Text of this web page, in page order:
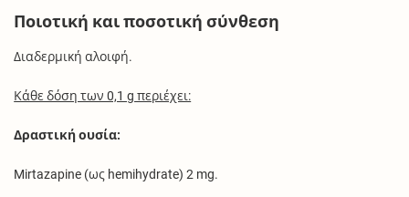
Ποιοτική και ποσοτική σύνθεση
Διαδερμική αλοιφή.
Κάθε δόση των 0,1 g περιέχει:
Δραστική ουσία:
Mirtazapine (ως hemihydrate) 2 mg.